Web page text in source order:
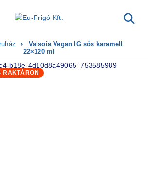
Valsoia Vegan IG sós karamell
22×120 ml
RAKTÁRON